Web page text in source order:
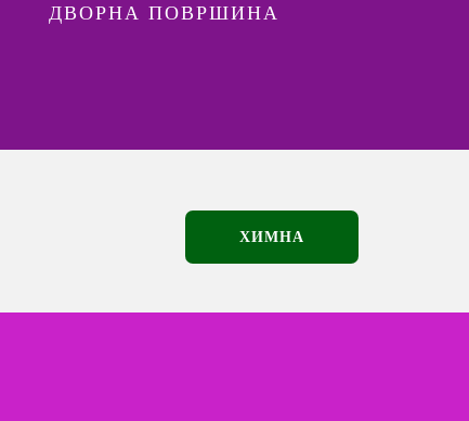
ДВОРНА ПОВРШИНА
ХИМНА